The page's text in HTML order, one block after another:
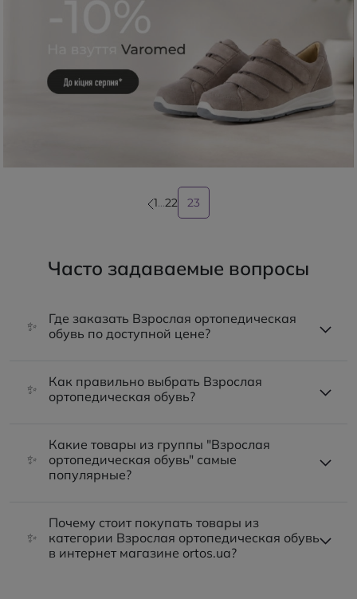
1...22 23
Часто задаваемые вопросы
✨
Где заказать Взрослая ортопедическая
обувь по доступной цене?
✨
Как правильно выбрать Взрослая
ортопедическая обувь?
✨
Какие товары из группы "Взрослая
ортопедическая обувь" самые
популярные?
✨
Почему стоит покупать товары из
категории Взрослая ортопедическая обувь
в интернет магазине ortos.ua?